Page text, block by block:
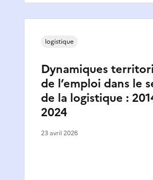
Dynamiques
de l’emploi dans le
de la logistique :
2024
logistique
23 avril 2026